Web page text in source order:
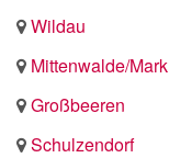
Wildau
Mittenwalde/Mark
Großbeeren
Schulzendorf